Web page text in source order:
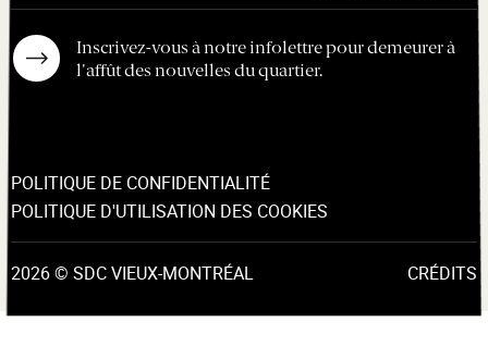
Inscrivez-vous à notre infolettre pour demeurer à
l'affût des nouvelles du quartier.
POLITIQUE DE CONFIDENTIALITÉ
POLITIQUE D'UTILISATION DES COOKIES
2026 © SDC VIEUX-MONTRÉAL CRÉDITS